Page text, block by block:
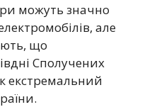
можуть значно
але
що
Сполучених
екстремальний